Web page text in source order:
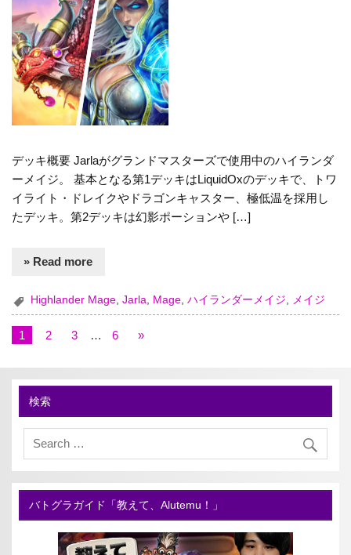
デッキ概要 Jarlaがグランドマスターズで使用中のハイランダ
ーメイジ。 基本となる第1デッキはLiquidOxのデッキで、トワ
イライト・ドレイクやドラゴンキャスター、極低温を採用し
たデッキ。第2デッキは幻影ポーションや […]
» Read more
Highlander Mage,Jarla, Mage,ハイランダーメイジ, メイジ
1 2 3 … 6 »
検索
バトグラガイド「教えて、Alutemu！」